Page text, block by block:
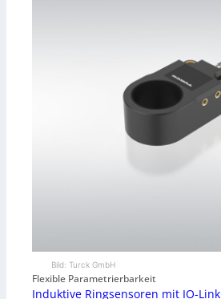
Bild: Turck GmbH
Flexible Parametrierbarkeit
Induktive Ringsensoren mit IO-Link